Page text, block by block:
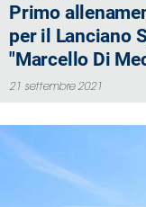
Primo
per il Lanciano
"Marcello Di
21 settembre 2021